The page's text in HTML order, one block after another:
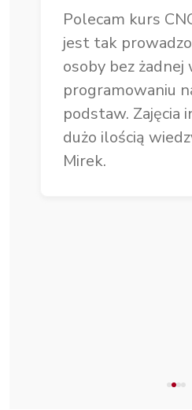
Polecam kurs
jest tak
osoby bez żadnej
programowaniu
podstaw. Zajęcia
dużo ilością
Mirek.